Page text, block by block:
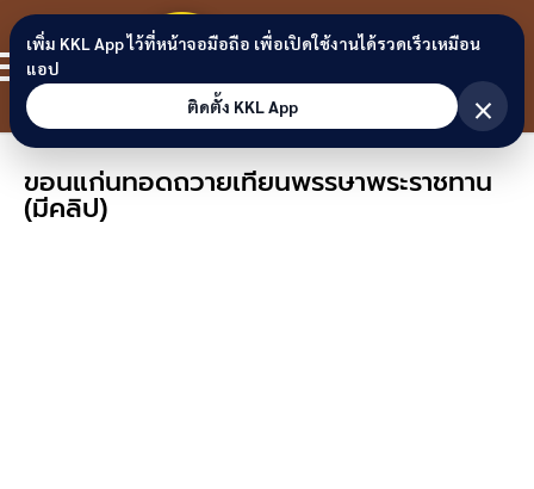
Skip to content
ขอนแก่น
ลิงก์
ขอนแก่นทอดถวายเทียนพรรษาพระราชทาน
(มีคลิป)
เพิ่ม KKL App ไว้ที่หน้าจอมือถือ เพื่อเปิดใช้งานได้รวดเร็วเหมือน
แอป
ติดตั้ง KKL App
×